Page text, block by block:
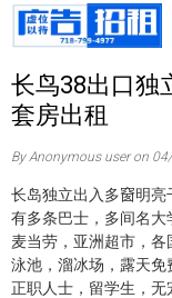
长鸟38出口独
套房出租
By Anonymous user on
长岛独立出入多𥦬明
有多条巴士，多间名大
麦当劳，亚洲超市，
泳池，溜冰场，露天
正职人士，留学生，